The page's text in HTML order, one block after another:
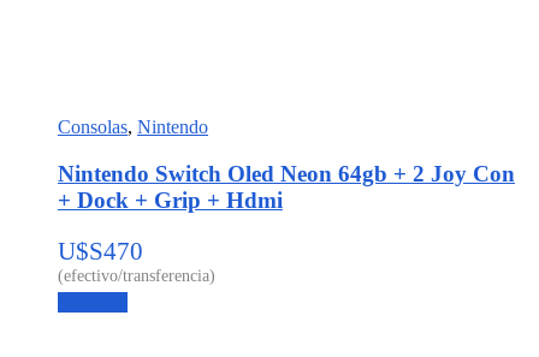
Consolas, Nintendo
Nintendo Switch Oled Neon 64gb + 2 Joy Con
+ Dock + Grip + Hdmi
U$S470